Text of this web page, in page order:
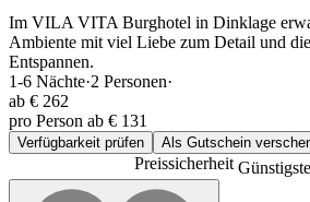
Im VILA VITA Burghotel in Dinklage
Ambiente mit viel Liebe zum Detail und
Entspannen.
1-6 Nächte·2 Personen·
ab € 262
pro Person ab € 131
Verfügbarkeit prüfen Als Gutschein
Preissicherheit